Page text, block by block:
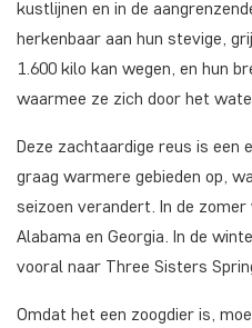
kustlijnen en in de
herkenbaar aan hun stevige,
1.600 kilo kan wegen, en hun
waarmee ze zich door het
Deze zachtaardige reus is een
graag warmere gebieden op,
seizoen verandert. In de
Alabama en Georgia. In de
vooral naar Three Sisters
Omdat het een zoogdier is,